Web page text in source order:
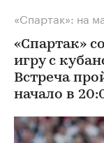
«Спартак»: на
«Спартак»
игру с
Встреча
начало в